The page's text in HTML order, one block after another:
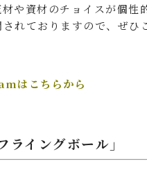
や資材のチョイスが個性
れておりますので、ぜひ
はこちらから
イングボール」